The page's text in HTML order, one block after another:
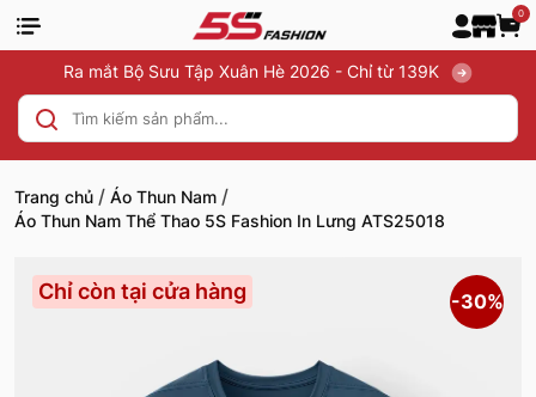
0
Ra mắt Bộ Sưu Tập Xuân Hè 2026 - Chỉ từ 139K
Trang chủ / Áo Thun Nam /
Áo Thun Nam Thể Thao 5S Fashion In Lưng ATS25018
Chỉ còn tại cửa hàng -30%